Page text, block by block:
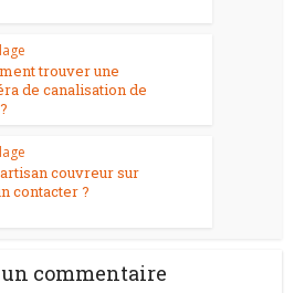
trouver une
de canalisation de
couvreur sur
contacter ?
commentaire